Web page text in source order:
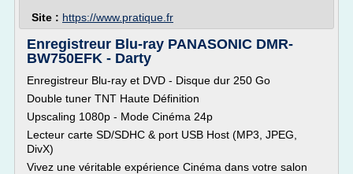
Site : https://www.pratique.fr
Enregistreur Blu-ray PANASONIC DMR-
BW750EFK - Darty
Enregistreur Blu-ray et DVD - Disque dur 250 Go
Double tuner TNT Haute Définition
Upscaling 1080p - Mode Cinéma 24p
Lecteur carte SD/SDHC & port USB Host (MP3, JPEG,
DivX)
Vivez une véritable expérience Cinéma dans votre salon